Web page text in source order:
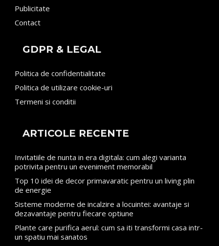
Publicitate
Contact
GDPR & LEGAL
Politica de confidentialitate
Politica de utilizare cookie-uri
Termeni si conditii
ARTICOLE RECENTE
Invitatiile de nunta in era digitala: cum alegi varianta
potrivita pentru un eveniment memorabil
Top 10 idei de decor primavaratic pentru un living plin
de energie
Sisteme moderne de incalzire a locuintei: avantaje si
dezavantaje pentru fiecare optiune
Plante care purifica aerul: cum sa iti transformi casa intr-
un spatiu mai sanatos